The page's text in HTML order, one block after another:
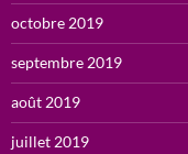
octobre 2019
septembre 2019
août 2019
juillet 2019